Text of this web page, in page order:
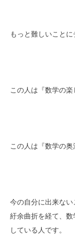
もっと難しいことに
この人は『数学の
この人は『数学の
今の自分に出来ない
紆余曲折を経て、
している人です。